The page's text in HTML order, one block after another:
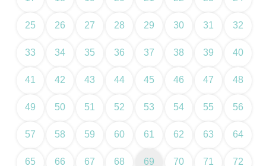
25 26 27 28 29 30 31 32
33 34 35 36 37 38 39 40
41 42 43 44 45 46 47 48
49 50 51 52 53 54 55 56
57 58 59 60 61 62 63 64
65 66 67 68 69 70 71 72